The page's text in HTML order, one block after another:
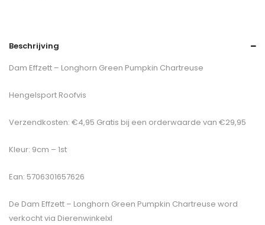
Beschrijving
Dam Effzett – Longhorn Green Pumpkin Chartreuse
Hengelsport Roofvis
Verzendkosten: €4,95 Gratis bij een orderwaarde van €29,95
Kleur: 9cm – 1st
Ean: 5706301657626
De Dam Effzett – Longhorn Green Pumpkin Chartreuse word
verkocht via Dierenwinkelxl